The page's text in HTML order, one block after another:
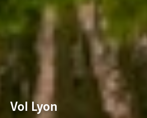
Vol Lyon